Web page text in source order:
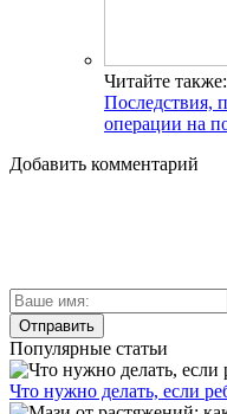
Читайте также:
Последствия,
операции на
Добавить комментарий
Популярные статьи
Что нужно делать, если